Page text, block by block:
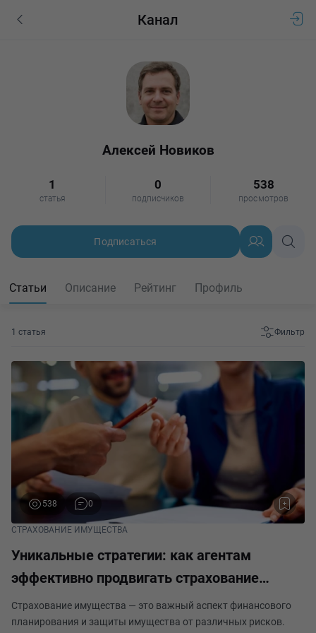
Канал
Алексей Новиков
1
статья
0
подписчиков
538
просмотров
Подписаться
Статьи Описание Рейтинг Профиль
1 статья Фильтр
538 0
СТРАХОВАНИЕ ИМУЩЕСТВА
Уникальные стратегии: как агентам
эффективно продвигать страхование
имущества
Страхование имущества — это важный аспект финансового
планирования и защиты имущества от различных рисков.